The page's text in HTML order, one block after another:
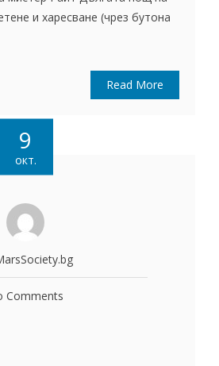
и харесване (чрез бутона
Read More
9
окт.
Comments